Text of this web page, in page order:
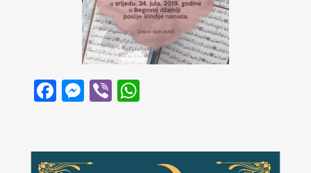
Facebook
Messenger
ViberWhatsApp